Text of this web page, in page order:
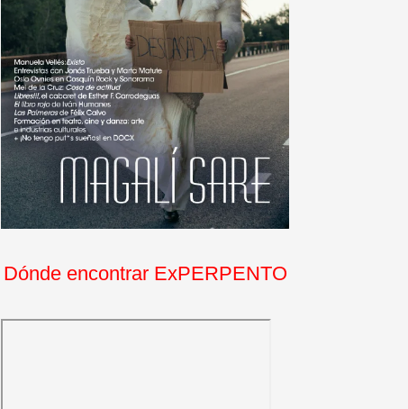
Dónde encontrar ExPERPENTO